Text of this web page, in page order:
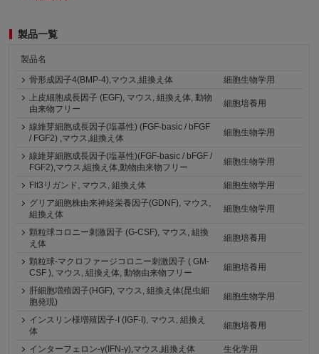
製品一覧
製品名
骨形成因子4(BMP-4),マウス,組換え体
細胞生物学用
上皮細胞成長因子 (EGF), マウス, 組換え体, 動物
由来物フリー
細胞培養用
線維芽細胞成長因子(塩基性) (FGF-basic / bFGF
/ FGF2) ,マウス,組換え体
細胞生物学用
線維芽細胞成長因子(塩基性)(FGF-basic / bFGF /
FGF2),マウス,組換え体,動物由来物フリー
細胞生物学用
Flt3リガンド, マウス, 組換え体
細胞生物学用
グリア細胞株由来神経栄養因子(GDNF), マウス,
組換え体
細胞生物学用
顆粒球コロニー刺激因子 (G-CSF), マウス, 組換
え体
細胞培養用
顆粒球-マクロファージコロニー刺激因子 ( GM-
CSF ), マウス, 組換え体, 動物由来物フリー
細胞培養用
肝細胞増殖因子(HGF), マウス, 組換え体(昆虫細
胞発現)
細胞生物学用
インスリン様増殖因子-I (IGF-I), マウス, 組換え
体
細胞培養用
インターフェロン-γ(IFN-γ),マウス,組換え体 生化学用